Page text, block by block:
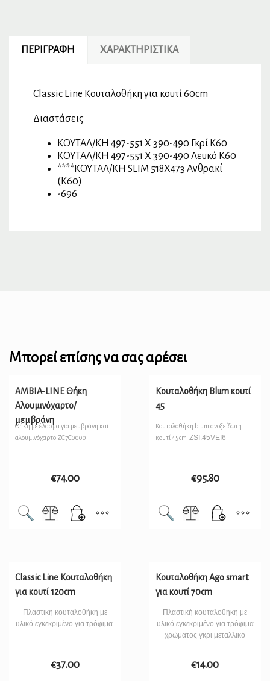
ΠΕΡΙΓΡΑΦΉ ΧΑΡΑΚΤΗΡΙΣΤΙΚΆ
Classic Line Κουταλοθήκη για κουτί 60cm
Διαστάσεις
ΚΟΥΤΑΛ/ΚΗ 497-551 Χ 390-490 Γκρί Κ60
ΚΟΥΤΑΛ/ΚΗ 497-551 Χ 390-490 Λευκό Κ60
****ΚΟΥΤΑΛ/ΚΗ SLIM 518X473 Ανθρακί
(K60)
-696
Μπορεί επίσης να σας αρέσει
AMBIA-LINE Θήκη
Αλουμινόχαρτο/
μεμβράνη
Θήκη με έλασμα για μεμβράνη και
αλουμινόχαρτο ZC7C0000
€74.00
Κουταλοθήκη Blum κουτί
45
Κουταλοθήκη blum ανοξείδωτη
κουτί 45cm ZSI.45VEI6
€95.80
Classic Line Κουταλοθήκη
για κουτί 120cm
Πλαστική κουταλοθήκη με
υλικό εγκεκριμένο για τρόφιμα.
€37.00
Κουταλοθήκη Ago smart
για κουτί 70cm
Πλαστική κουταλοθήκη με
υλικό εγκεκριμένο για τρόφιμα
χρώματος γκρι μεταλλικό
€14.00